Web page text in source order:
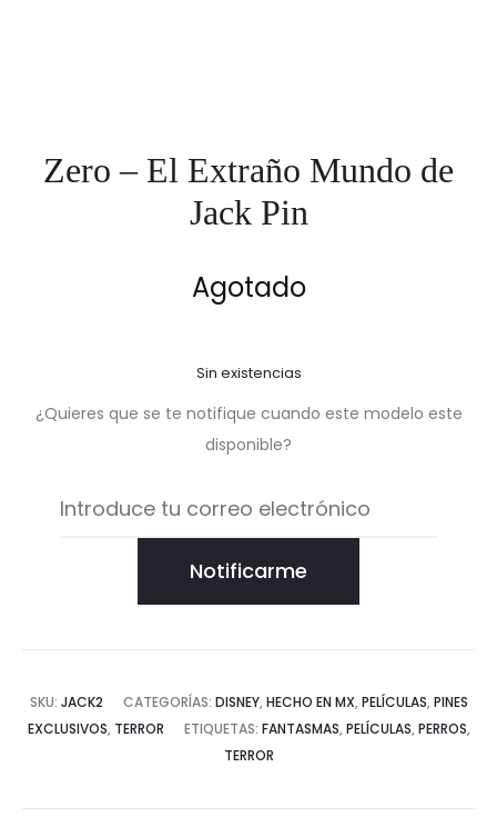
Zero – El Extraño Mundo de
Jack Pin
Agotado
Sin existencias
¿Quieres que se te notifique cuando este modelo este
disponible?
Notificarme
SKU: JACK2 CATEGORÍAS: DISNEY, HECHO EN MX, PELÍCULAS, PINES
EXCLUSIVOS, TERROR ETIQUETAS: FANTASMAS, PELÍCULAS, PERROS,
TERROR